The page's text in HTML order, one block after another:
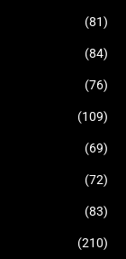
(81)
(84)
(76)
(109)
(69)
(72)
(83)
(210)